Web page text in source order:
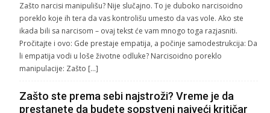
Zašto narcisi manipulišu? Nije slučajno. To je duboko narcisoidno
poreklo koje ih tera da vas kontrolišu umesto da vas vole. Ako ste
ikada bili sa narcisom – ovaj tekst će vam mnogo toga razjasniti.
Pročitajte i ovo: Gde prestaje empatija, a počinje samodestrukcija: Da
li empatija vodi u loše životne odluke? Narcisoidno poreklo
manipulacije: Zašto […]
Zašto ste prema sebi najstroži? Vreme je da
prestanete da budete sopstveni najveći kritičar